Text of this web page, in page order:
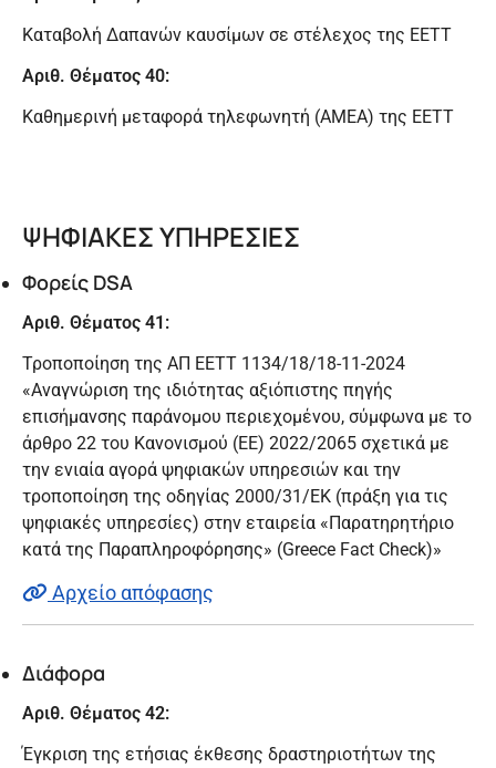
Καταβολή Δαπανών καυσίμων σε στέλεχος της ΕΕΤΤ
Αριθ. Θέματος 40:
Καθημερινή μεταφορά τηλεφωνητή (ΑΜΕΑ) της ΕΕΤΤ
ΨΗΦΙΑΚΕΣ ΥΠΗΡΕΣΙΕΣ
Φορείς DSA
Αριθ. Θέματος 41:
Τροποποίηση της ΑΠ ΕΕΤΤ 1134/18/18-11-2024
«Αναγνώριση της ιδιότητας αξιόπιστης πηγής
επισήμανσης παράνομου περιεχομένου, σύμφωνα με το
άρθρο 22 του Κανονισμού (ΕΕ) 2022/2065 σχετικά με
την ενιαία αγορά ψηφιακών υπηρεσιών και την
τροποποίηση της οδηγίας 2000/31/ΕΚ (πράξη για τις
ψηφιακές υπηρεσίες) στην εταιρεία «Παρατηρητήριο
κατά της Παραπληροφόρησης» (Greece Fact Check)»
Αρχείο απόφασης
Διάφορα
Αριθ. Θέματος 42:
Έγκριση της ετήσιας έκθεσης δραστηριοτήτων της